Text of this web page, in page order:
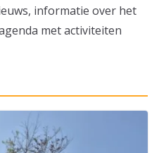
informatie over het
met activiteiten